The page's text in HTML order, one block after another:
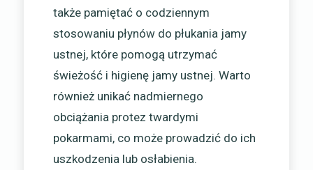
także pamiętać o codziennym
stosowaniu płynów do płukania jamy
ustnej, które pomogą utrzymać
świeżość i higienę jamy ustnej. Warto
również unikać nadmiernego
obciążania protez twardymi
pokarmami, co może prowadzić do ich
uszkodzenia lub osłabienia.